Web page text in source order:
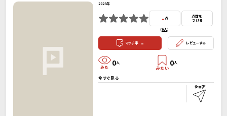
2023年
-点
(0人）
点数を
つける
マッチ率 - レビューする
0人 0人
今すぐ見る